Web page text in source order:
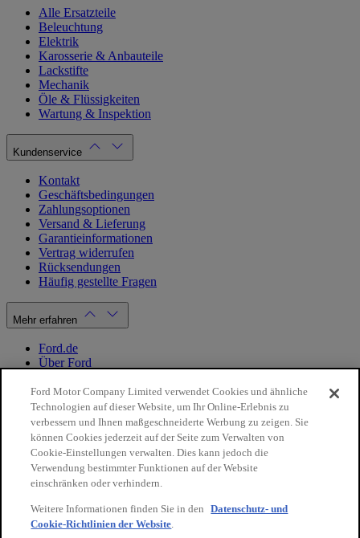
Alle Ersatzteile
Beleuchtung
Elektrik
Karosserie & Anbauteile
Lackstifte
Mechanik
Öle & Flüssigkeiten
Wartung & Inspektion
Kundenservice
Kontakt
Geschäftsbedingungen
Zahlungsoptionen
Versand & Lieferung
Garantieinformationen
Vertrag widerrufen
Rücksendungen
Häufig gestellte Fragen
Mehr erfahren
Ford.de
Über Ford
Datenschutzbestimmungen
Impressum
Mein Konto
Login / Registrierung
Meine Bestellungen
Land ändern
Ford Motor Company Limited verwendet Cookies und ähnliche
Technologien auf dieser Website, um Ihr Online-Erlebnis zu
verbessern und Ihnen maßgeschneiderte Werbung zu zeigen. Sie
können Cookies jederzeit auf der Seite zum Verwalten von
Cookie-Einstellungen verwalten. Dies kann jedoch die
Verwendung bestimmter Funktionen auf der Website
einschränken oder verhindern.
Weitere Informationen finden Sie in den
Datenschutz- und
Cookie-Richtlinien der Website.